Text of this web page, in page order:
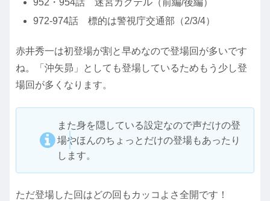
972-974話 標的は警視庁交通部（2/3/4）
赤井秀一は初登場が割と早めなので登場回が多いです
ね。「沖矢昴」としても登場しているためもう少し登
場回が多くなります。
また身を隠している設定なので声だけの登
場やほんのちょっとだけの登場もあったり
します。
ただ登場した回はどの回もカッコよさ全開です！